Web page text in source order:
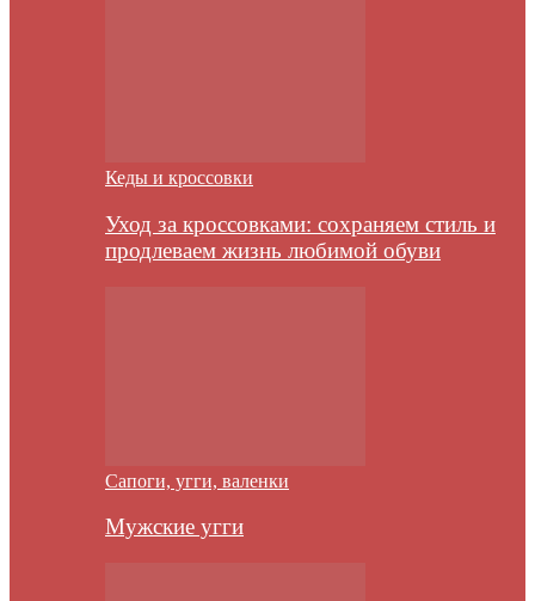
Кеды и кроссовки
Уход за кроссовками: сохраняем стиль и
продлеваем жизнь любимой обуви
Сапоги, угги, валенки
Мужские угги